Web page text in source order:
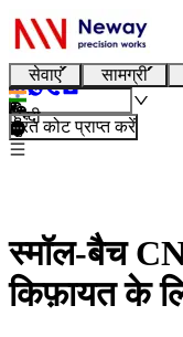
सेवाएं सामग्री
हिन्दी
तुरंत कोट प्राप्त करें
स्मॉल-बैच
किफ़ायत के